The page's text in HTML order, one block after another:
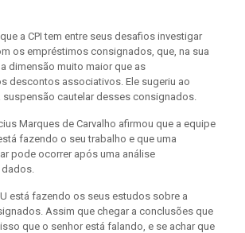
a CPI tem entre seus desafios investigar
os empréstimos consignados, que, na sua
dimensão muito maior que as
descontos associativos. Ele sugeriu ao
suspensão cautelar desses consignados.
Marques de Carvalho afirmou que a equipe
fazendo o seu trabalho e que uma
pode ocorrer após uma análise
está fazendo os seus estudos sobre a
Assim que chegar a conclusões que
que o senhor está falando, e se achar que